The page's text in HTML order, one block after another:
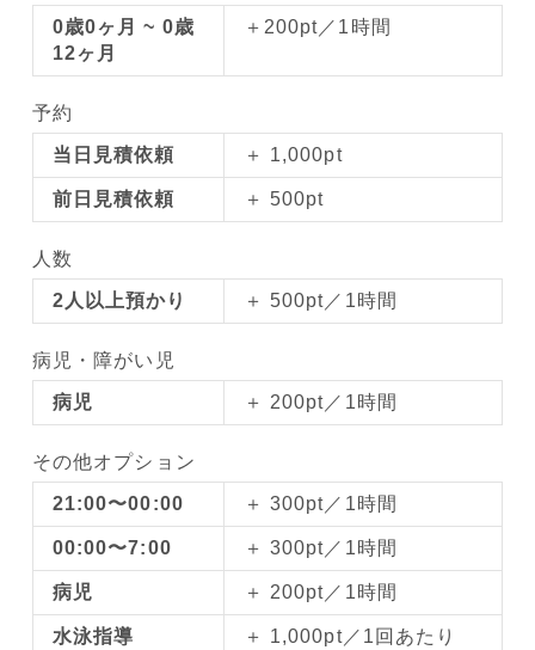
0歳0ヶ月 ~ 0歳
12ヶ月
＋200pt／1時間
予約
当日見積依頼 ＋ 1,000pt
前日見積依頼 ＋ 500pt
人数
2人以上預かり ＋ 500pt／1時間
病児・障がい児
病児 ＋ 200pt／1時間
その他オプション
21:00〜00:00 ＋ 300pt／1時間
00:00〜7:00 ＋ 300pt／1時間
病児 ＋ 200pt／1時間
水泳指導 ＋ 1,000pt／1回あたり